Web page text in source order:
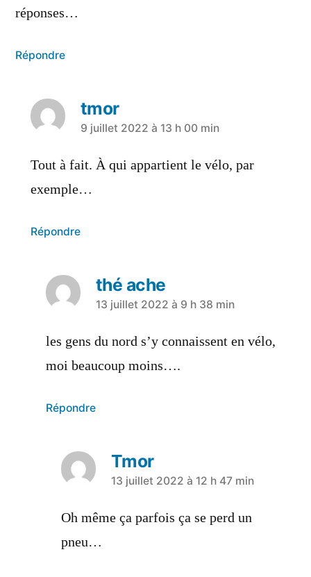
réponses…
Répondre
tmor
9 juillet 2022 à 13 h 00 min
Tout à fait. À qui appartient le vélo, par
exemple…
Répondre
thé ache
13 juillet 2022 à 9 h 38 min
les gens du nord s’y connaissent en vélo,
moi beaucoup moins….
Répondre
Tmor
13 juillet 2022 à 12 h 47 min
Oh même ça parfois ça se perd un
pneu…